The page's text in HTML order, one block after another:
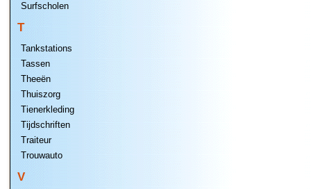
Surfscholen
T
Tankstations
Tassen
Theeën
Thuiszorg
Tienerkleding
Tijdschriften
Traiteur
Trouwauto
V